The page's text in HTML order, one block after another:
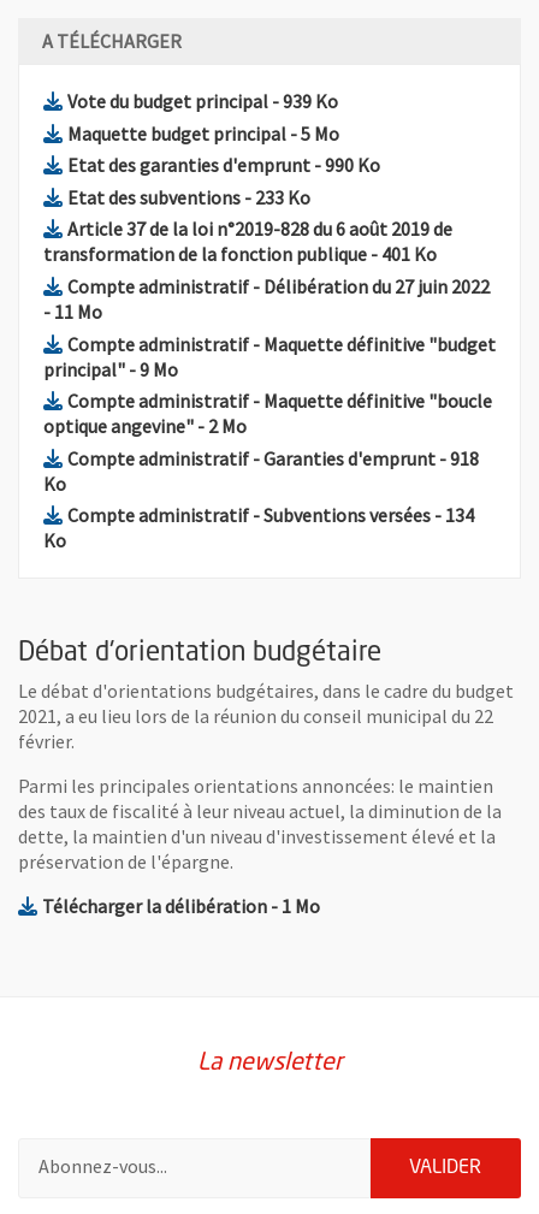
A TÉLÉCHARGER
Vote du budget principal, Fichier au format Pdf
- 939 Ko, Ouvre une nouvelle
Maquette budget principal , Fichier au format Pdf
- 5 Mo, Ouvre une nouvelle
Etat des garanties d'emprunt, Fichier au format Pdf
- 990 Ko, Ouvre une
Etat des subventions, Fichier au format Pdf
- 233 Ko, Ouvre une nouvelle fenêtre
Article 37 de la loi n°2019-828 du 6 août 2019 de
transformation de la fonction publique, Fichier au format
- 401 Ko, Ouvre une
Compte administratif - Délibération du 27 juin 2022,
- 11 Mo, Ouvre une nouvelle fenêtre
Compte administratif - Maquette définitive "budget
principal", Fichier au format Pdf
- 9 Mo, Ouvre une nouvelle fenêtre
Compte administratif - Maquette définitive "boucle
optique angevine", Fichier au format Pdf
- 2 Mo, Ouvre une nouvelle fenêtre
Compte administratif - Garanties d'emprunt, Fichier au
- 918
Ko, Ouvre une nouvelle fenêtre
Compte administratif - Subventions versées, Fichier au
- 134
Ko, Ouvre une nouvelle fenêtre
Débat d'orientation budgétaire
Le débat d'orientations budgétaires, dans le cadre du budget
2021, a eu lieu lors de la réunion du conseil municipal du 22
février.
Parmi les principales orientations annoncées: le maintien
des taux de fiscalité à leur niveau actuel, la diminution de la
dette, la maintien d'un niveau d'investissement élevé et la
préservation de l'épargne.
Télécharger la délibération, Fichier au format Pdf
- 1 Mo, Ouvre une nouvelle
La newsletter
VALIDER